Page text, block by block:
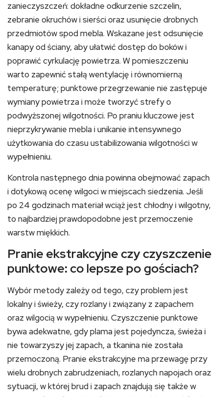
zanieczyszczeń: dokładne odkurzenie szczelin,
zebranie okruchów i sierści oraz usunięcie drobnych
przedmiotów spod mebla. Wskazane jest odsunięcie
kanapy od ściany, aby ułatwić dostęp do boków i
poprawić cyrkulację powietrza. W pomieszczeniu
warto zapewnić stałą wentylację i równomierną
temperaturę; punktowe przegrzewanie nie zastępuje
wymiany powietrza i może tworzyć strefy o
podwyższonej wilgotności. Po praniu kluczowe jest
nieprzykrywanie mebla i unikanie intensywnego
użytkowania do czasu ustabilizowania wilgotności w
wypełnieniu.
Kontrola następnego dnia powinna obejmować zapach
i dotykową ocenę wilgoci w miejscach siedzenia. Jeśli
po 24 godzinach materiał wciąż jest chłodny i wilgotny,
to najbardziej prawdopodobne jest przemoczenie
warstw miękkich.
Pranie ekstrakcyjne czy czyszczenie
punktowe: co lepsze po gościach?
Wybór metody zależy od tego, czy problem jest
lokalny i świeży, czy rozlany i związany z zapachem
oraz wilgocią w wypełnieniu. Czyszczenie punktowe
bywa adekwatne, gdy plama jest pojedyncza, świeża i
nie towarzyszy jej zapach, a tkanina nie została
przemoczoną. Pranie ekstrakcyjne ma przewagę przy
wielu drobnych zabrudzeniach, rozlanych napojach oraz
sytuacji, w której brud i zapach znajdują się także w